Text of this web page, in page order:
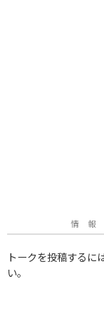
情 報
トークを投稿するに
い。